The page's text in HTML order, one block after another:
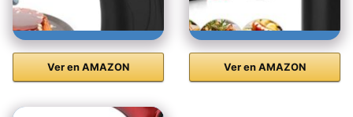
Ver en AMAZON Ver en AMAZON